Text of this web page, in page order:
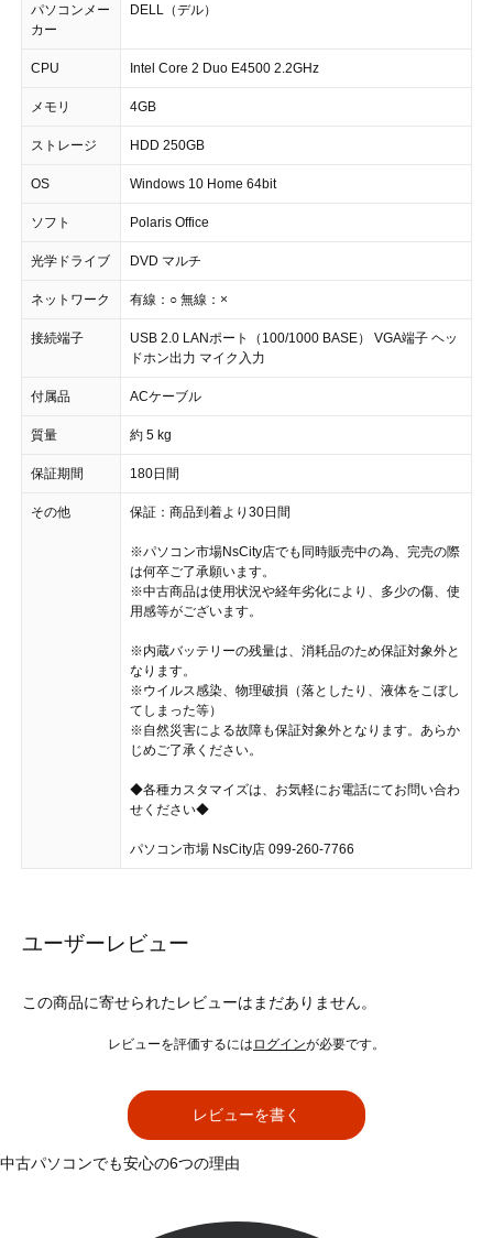
パソコンメー
カー
DELL（デル）
CPU Intel Core 2 Duo E4500 2.2GHz
メモリ 4GB
ストレージ HDD 250GB
OS Windows 10 Home 64bit
ソフト Polaris Office
光学ドライブ DVD マルチ
ネットワーク 有線：○ 無線：×
接続端子
USB 2.0 LANポート（100/1000 BASE） VGA端子 ヘッ
ドホン出力 マイク入力
付属品 ACケーブル
質量 約 5 kg
保証期間 180日間
その他 保証：商品到着より30日間
※パソコン市場NsCity店でも同時販売中の為、完売の際
は何卒ご了承願います。
※中古商品は使用状況や経年劣化により、多少の傷、使
用感等がございます。
※内蔵バッテリーの残量は、消耗品のため保証対象外と
なります。
※ウイルス感染、物理破損（落としたり、液体をこぼし
てしまった等）
※自然災害による故障も保証対象外となります。あらか
じめご了承ください。
◆各種カスタマイズは、お気軽にお電話にてお問い合わ
せください◆
パソコン市場 NsCity店 099-260-7766
ユーザーレビュー
この商品に寄せられたレビューはまだありません。
レビューを評価するには ログインが必要です。
レビューを書く
中古パソコンでも安心の6つの理由